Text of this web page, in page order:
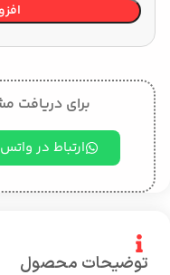
برای دریافت
ارتباط در
توضیحات محصول